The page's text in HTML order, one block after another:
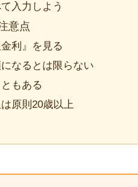
入力しよう
意点
利』を見る
なるとは限らない
もある
原則20歳以上